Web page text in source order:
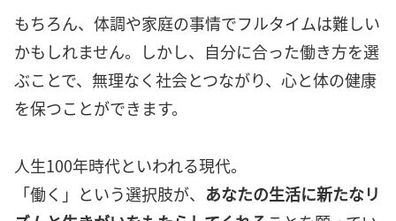
もちろん、体調や家庭の事情でフルタイムは難しい
かもしれません。しかし、自分に合った働き方を選
ぶことで、無理なく社会とつながり、心と体の健康
を保つことができます。
人生100年時代といわれる現代。
「働く」という選択肢が、 あなたの生活に新たなリ